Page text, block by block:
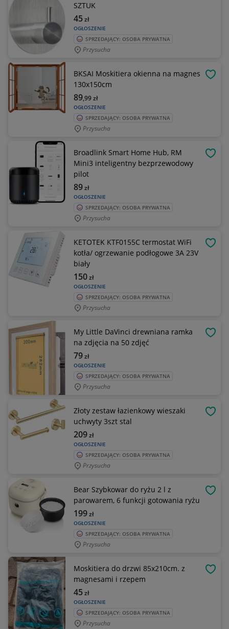
SZTUK
OGŁOSZENIE
45zł
SPRZEDAJĄCY: OSOBA PRYWATNA
Przysucha
BKSAI Moskitiera okienna na magnes
130x150cm
OGŁOSZENIE
89,99zł
SPRZEDAJĄCY: OSOBA PRYWATNA
Przysucha
Broadlink Smart Home Hub, RM
Mini3 inteligentny bezprzewodowy
pilot
OGŁOSZENIE
89zł
SPRZEDAJĄCY: OSOBA PRYWATNA
Przysucha
KETOTEK KTF0155C termostat WiFi
kotła/ ogrzewanie podłogowe 3A 23V
biały
OGŁOSZENIE
150zł
SPRZEDAJĄCY: OSOBA PRYWATNA
Przysucha
My Little DaVinci drewniana ramka
na zdjęcia na 50 zdjęć
OGŁOSZENIE
79zł
SPRZEDAJĄCY: OSOBA PRYWATNA
Przysucha
Złoty zestaw łazienkowy wieszaki
uchwyty 3szt stal
OGŁOSZENIE
209zł
SPRZEDAJĄCY: OSOBA PRYWATNA
Przysucha
Bear Szybkowar do ryżu 2 l z
parowarem, 6 funkcji gotowania ryżu
OGŁOSZENIE
199zł
SPRZEDAJĄCY: OSOBA PRYWATNA
Przysucha
Moskitiera do drzwi 85x210cm. z
magnesami i rzepem
OGŁOSZENIE
45zł
SPRZEDAJĄCY: OSOBA PRYWATNA
Przysucha